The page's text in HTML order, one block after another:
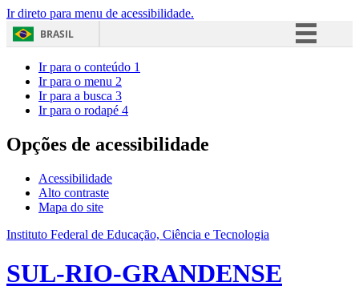
Ir direto para menu de acessibilidade.
BRASIL
Acesso à informação
Ir para o conteúdo 1
Ir para o menu 2
Ir para a busca 3
Ir para o rodapé 4
Opções de acessibilidade
Acessibilidade
Alto contraste
Mapa do site
Instituto Federal de Educação, Ciência e Tecnologia
SUL-RIO-GRANDENSE